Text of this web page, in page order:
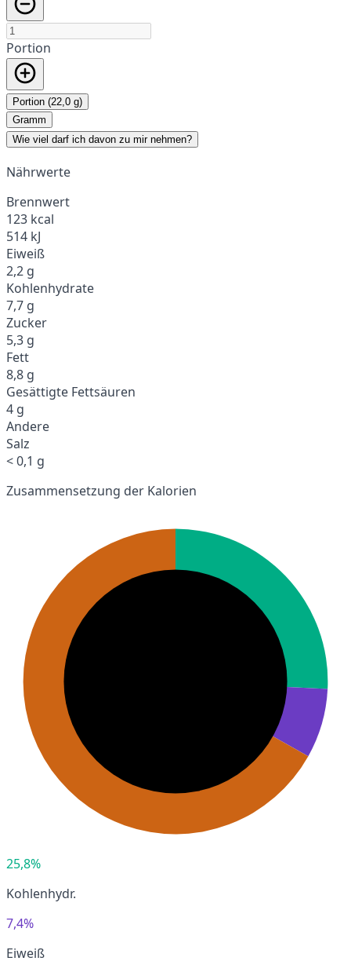
Portion
Portion (22,0 g)
Gramm
Wie viel darf ich davon zu mir nehmen?
Nährwerte
Brennwert
123 kcal
514 kJ
Eiweiß
2,2 g
Kohlenhydrate
7,7 g
Zucker
5,3 g
Fett
8,8 g
Gesättigte Fettsäuren
4 g
Andere
Salz
< 0,1 g
Zusammensetzung der Kalorien
25,8%
Kohlenhydr.
7,4%
Eiweiß